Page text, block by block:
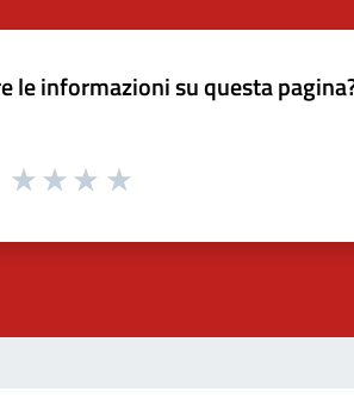
le informazioni su questa